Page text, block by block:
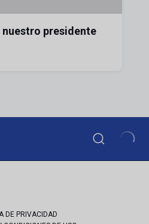
nuestro presidente
DE PRIVACIDAD